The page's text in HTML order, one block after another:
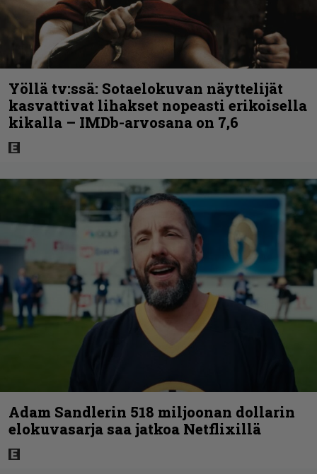
Yöllä tv:ssä: Sotaelokuvan näyttelijät
kasvattivat lihakset nopeasti erikoisella
kikalla – IMDb-arvosana on 7,6
Adam Sandlerin 518 miljoonan dollarin
elokuvasarja saa jatkoa Netflixillä